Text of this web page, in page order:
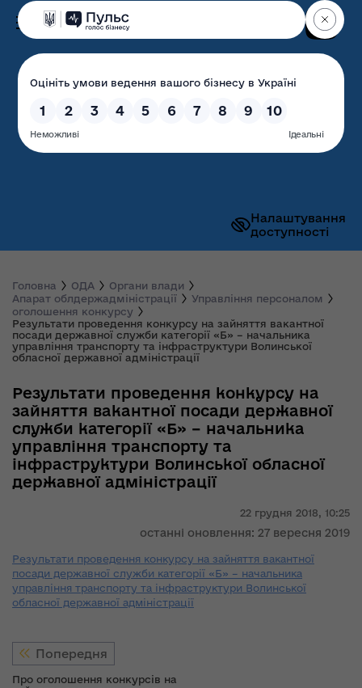
Налаштування
доступності
Волинська обласна
державна адміністрація
Головна ОДА
Органи влади
Апарат облдержадміністрації
Управління персоналом
оголошення конкурсу
Результати проведення конкурсу на зайняття вакантної
посади державної служби категорії «Б» – начальника
управління транспорту та інфраструктури Волинської
обласної державної адміністрації
22 грудня 2018, 10:25
останні оновлення: 27 вересня 2019
Результати проведення конкурсу на
зайняття вакантної посади державної
служби категорії «Б» – начальника
управління транспорту та
інфраструктури Волинської обласної
державної адміністрації
Результати проведення конкурсу на зайняття вакантної
посади державної служби категорії «Б» – начальника
управління транспорту та інфраструктури Волинської
обласної державної адміністрації
Попередня
Про оголошення конкурсів на